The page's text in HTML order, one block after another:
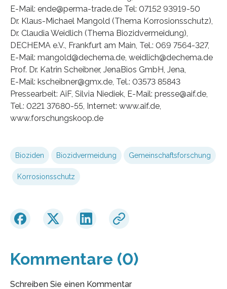
E-Mail: ende@perma-trade.de Tel: 07152 93919-50
Dr. Klaus-Michael Mangold (Thema Korrosionsschutz),
Dr. Claudia Weidlich (Thema Biozidvermeidung),
DECHEMA e.V., Frankfurt am Main, Tel.: 069 7564-327,
E-Mail: mangold@dechema.de, weidlich@dechema.de
Prof. Dr. Katrin Scheibner, JenaBios GmbH, Jena,
E-Mail: kscheibner@gmx.de, Tel.: 03573 85843
Pressearbeit: AiF, Silvia Niediek, E-Mail: presse@aif.de,
Tel.: 0221 37680-55, Internet: www.aif.de,
www.forschungskoop.de
Bioziden Biozidvermeidung Gemeinschaftsforschung
Korrosionsschutz
Kommentare (0)
Schreiben Sie einen Kommentar